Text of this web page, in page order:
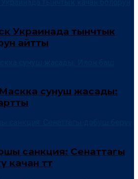
Украинада тынчтык
айтты
сунуш жасады:
санкция: Сенаттагы
өтөт